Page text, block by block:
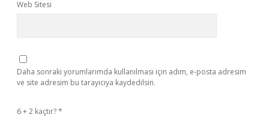
Web Sitesi
Daha sonraki yorumlarımda kullanılması için adım, e-posta adresim
ve site adresim bu tarayıcıya kaydedilsin.
6 + 2 kaçtır?*